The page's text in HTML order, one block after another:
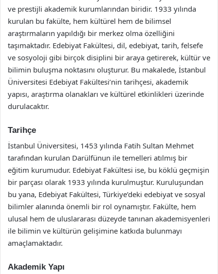
ve prestijli akademik kurumlarından biridir. 1933 yılında
kurulan bu fakülte, hem kültürel hem de bilimsel
araştırmaların yapıldığı bir merkez olma özelliğini
taşımaktadır. Edebiyat Fakültesi, dil, edebiyat, tarih, felsefe
ve sosyoloji gibi birçok disiplini bir araya getirerek, kültür ve
bilimin buluşma noktasını oluşturur. Bu makalede, İstanbul
Üniversitesi Edebiyat Fakültesi’nin tarihçesi, akademik
yapısı, araştırma olanakları ve kültürel etkinlikleri üzerinde
durulacaktır.
Tarihçe
İstanbul Üniversitesi, 1453 yılında Fatih Sultan Mehmet
tarafından kurulan Darülfünun ile temelleri atılmış bir
eğitim kurumudur. Edebiyat Fakültesi ise, bu köklü geçmişin
bir parçası olarak 1933 yılında kurulmuştur. Kuruluşundan
bu yana, Edebiyat Fakültesi, Türkiye’deki edebiyat ve sosyal
bilimler alanında önemli bir rol oynamıştır. Fakülte, hem
ulusal hem de uluslararası düzeyde tanınan akademisyenleri
ile bilimin ve kültürün gelişimine katkıda bulunmayı
amaçlamaktadır.
Akademik Yapı